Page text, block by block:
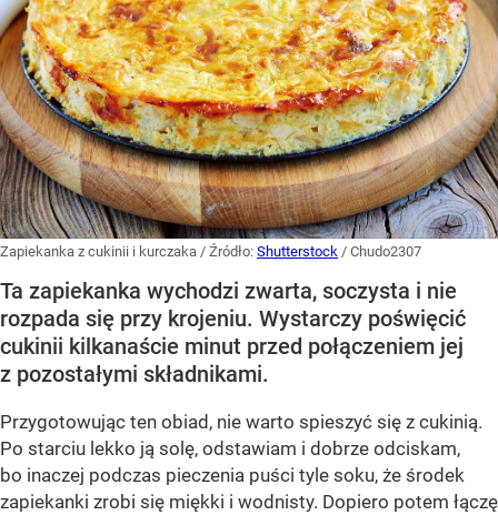
Zapiekanka z cukinii i kurczaka / Źródło: Shutterstock / Chudo2307
Ta zapiekanka wychodzi zwarta, soczysta i nie
rozpada się przy krojeniu. Wystarczy poświęcić
cukinii kilkanaście minut przed połączeniem jej
z pozostałymi składnikami.
Przygotowując ten obiad, nie warto spieszyć się z cukinią.
Po starciu lekko ją solę, odstawiam i dobrze odciskam,
bo inaczej podczas pieczenia puści tyle soku, że środek
zapiekanki zrobi się miękki i wodnisty. Dopiero potem łączę